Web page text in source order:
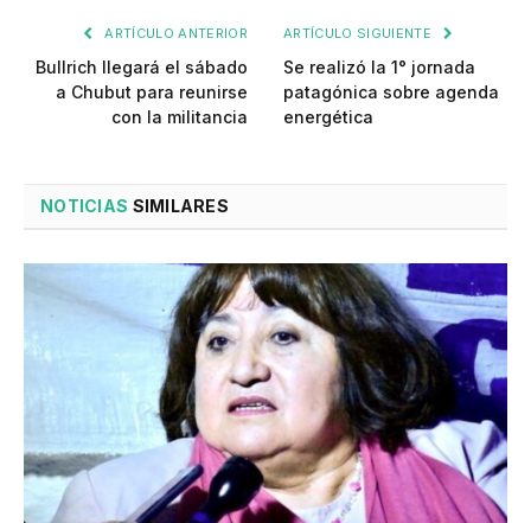
ARTÍCULO ANTERIOR
Bullrich llegará el sábado
a Chubut para reunirse
con la militancia
ARTÍCULO SIGUIENTE
Se realizó la 1° jornada
patagónica sobre agenda
energética
NOTICIAS SIMILARES